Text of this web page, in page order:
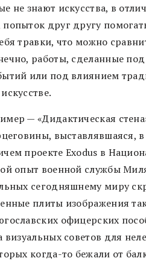
не знают искусства, в
друг другу
травки, что можно
работы, сделанные
или под влиянием
— «Дидактическая
выставлявшаяся,
проекте Exodus в
опыт военной службы
сегодняшнему миру
плиты изображения
офицерских
визуальных советов для
когда-то бежали от